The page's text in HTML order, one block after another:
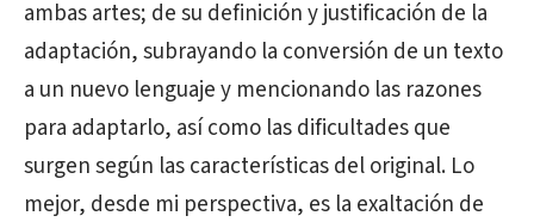
ambas artes; de su definición y justificación de la
adaptación, subrayando la conversión de un texto
a un nuevo lenguaje y mencionando las razones
para adaptarlo, así como las dificultades que
surgen según las características del original. Lo
mejor, desde mi perspectiva, es la exaltación de